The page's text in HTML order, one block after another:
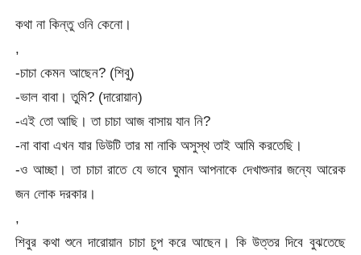
কথা না কিন্তু ওনি কেনো।
,
-চাচা কেমন আছেন? (শিবু)
-ভাল বাবা। তুমি? (দারোয়ান)
-এই তো আছি। তা চাচা আজ বাসায় যান নি?
-না বাবা এখন যার ডিউটি তার মা নাকি অসুস্থ তাই আমি করতেছি।
-ও আচ্ছা। তা চাচা রাতে যে ভাবে ঘুমান আপনাকে দেখাশুনার জন্যে আরেক
জন লোক দরকার।
,
শিবুর কথা শুনে দারোয়ান চাচা চুপ করে আছেন। কি উত্তর দিবে বুঝতেছে